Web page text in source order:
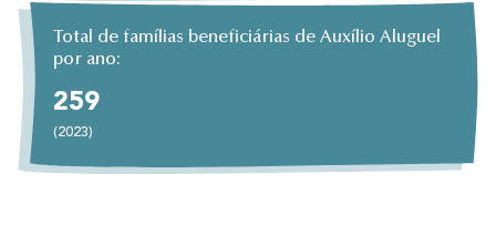
Total de famílias beneficiárias de Auxílio Aluguel
por ano:
259
(2023)